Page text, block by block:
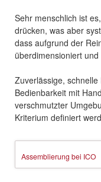
Sehr menschlich ist
drücken, was aber
dass aufgrund der
überdimensioniert
Zuverlässige,
Bedienbarkeit mit
verschmutzter
Kriterium definiert
Assemblierung bei ICO